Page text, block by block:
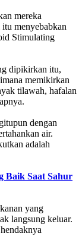
mereka
menyebabkan
Stimulating
dipikirkan itu,
memikirkan
tilawah, hafalan
dengan
air.
adalah
Baik Saat Sahur
yang
langsung keluar.